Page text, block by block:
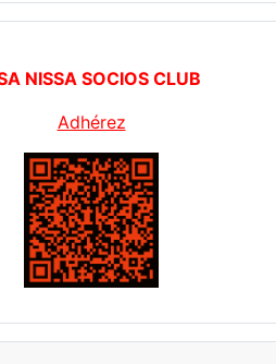
NISSA SOCIOS CLUB
Adhérez